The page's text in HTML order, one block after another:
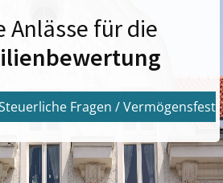
Anlässe für die
Fragen /